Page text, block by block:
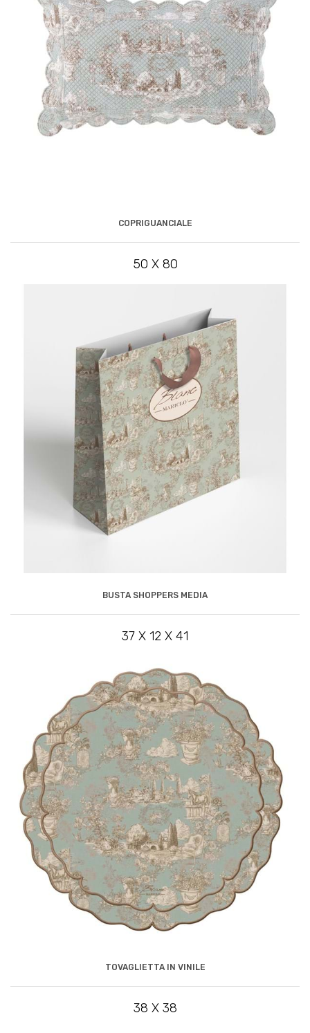
COPRIGUANCIALE
50 X 80
BUSTA SHOPPERS MEDIA
37 X 12 X 41
TOVAGLIETTA IN VINILE
38 X 38